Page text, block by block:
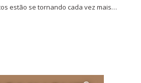
estão se tornando cada vez mais…